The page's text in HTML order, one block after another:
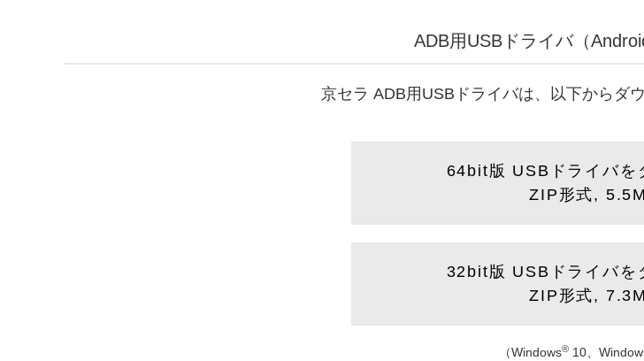
ADB用USBドライバ（
京セラ ADB用USBドライバは、以下からダ
64bit版 USBドライバを
ZIP形式,
32bit版 USBドライバを
ZIP形式,
（Windows® 10、